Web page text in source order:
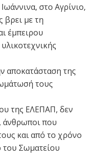
στο Αγρίνιο,
βρει με τη
έμπειρου
αποκατάσταση της
τους
της ΕΛΕΠΑΠ, δεν
άνθρωποι που
και από το χρόνο
του Σωματείου